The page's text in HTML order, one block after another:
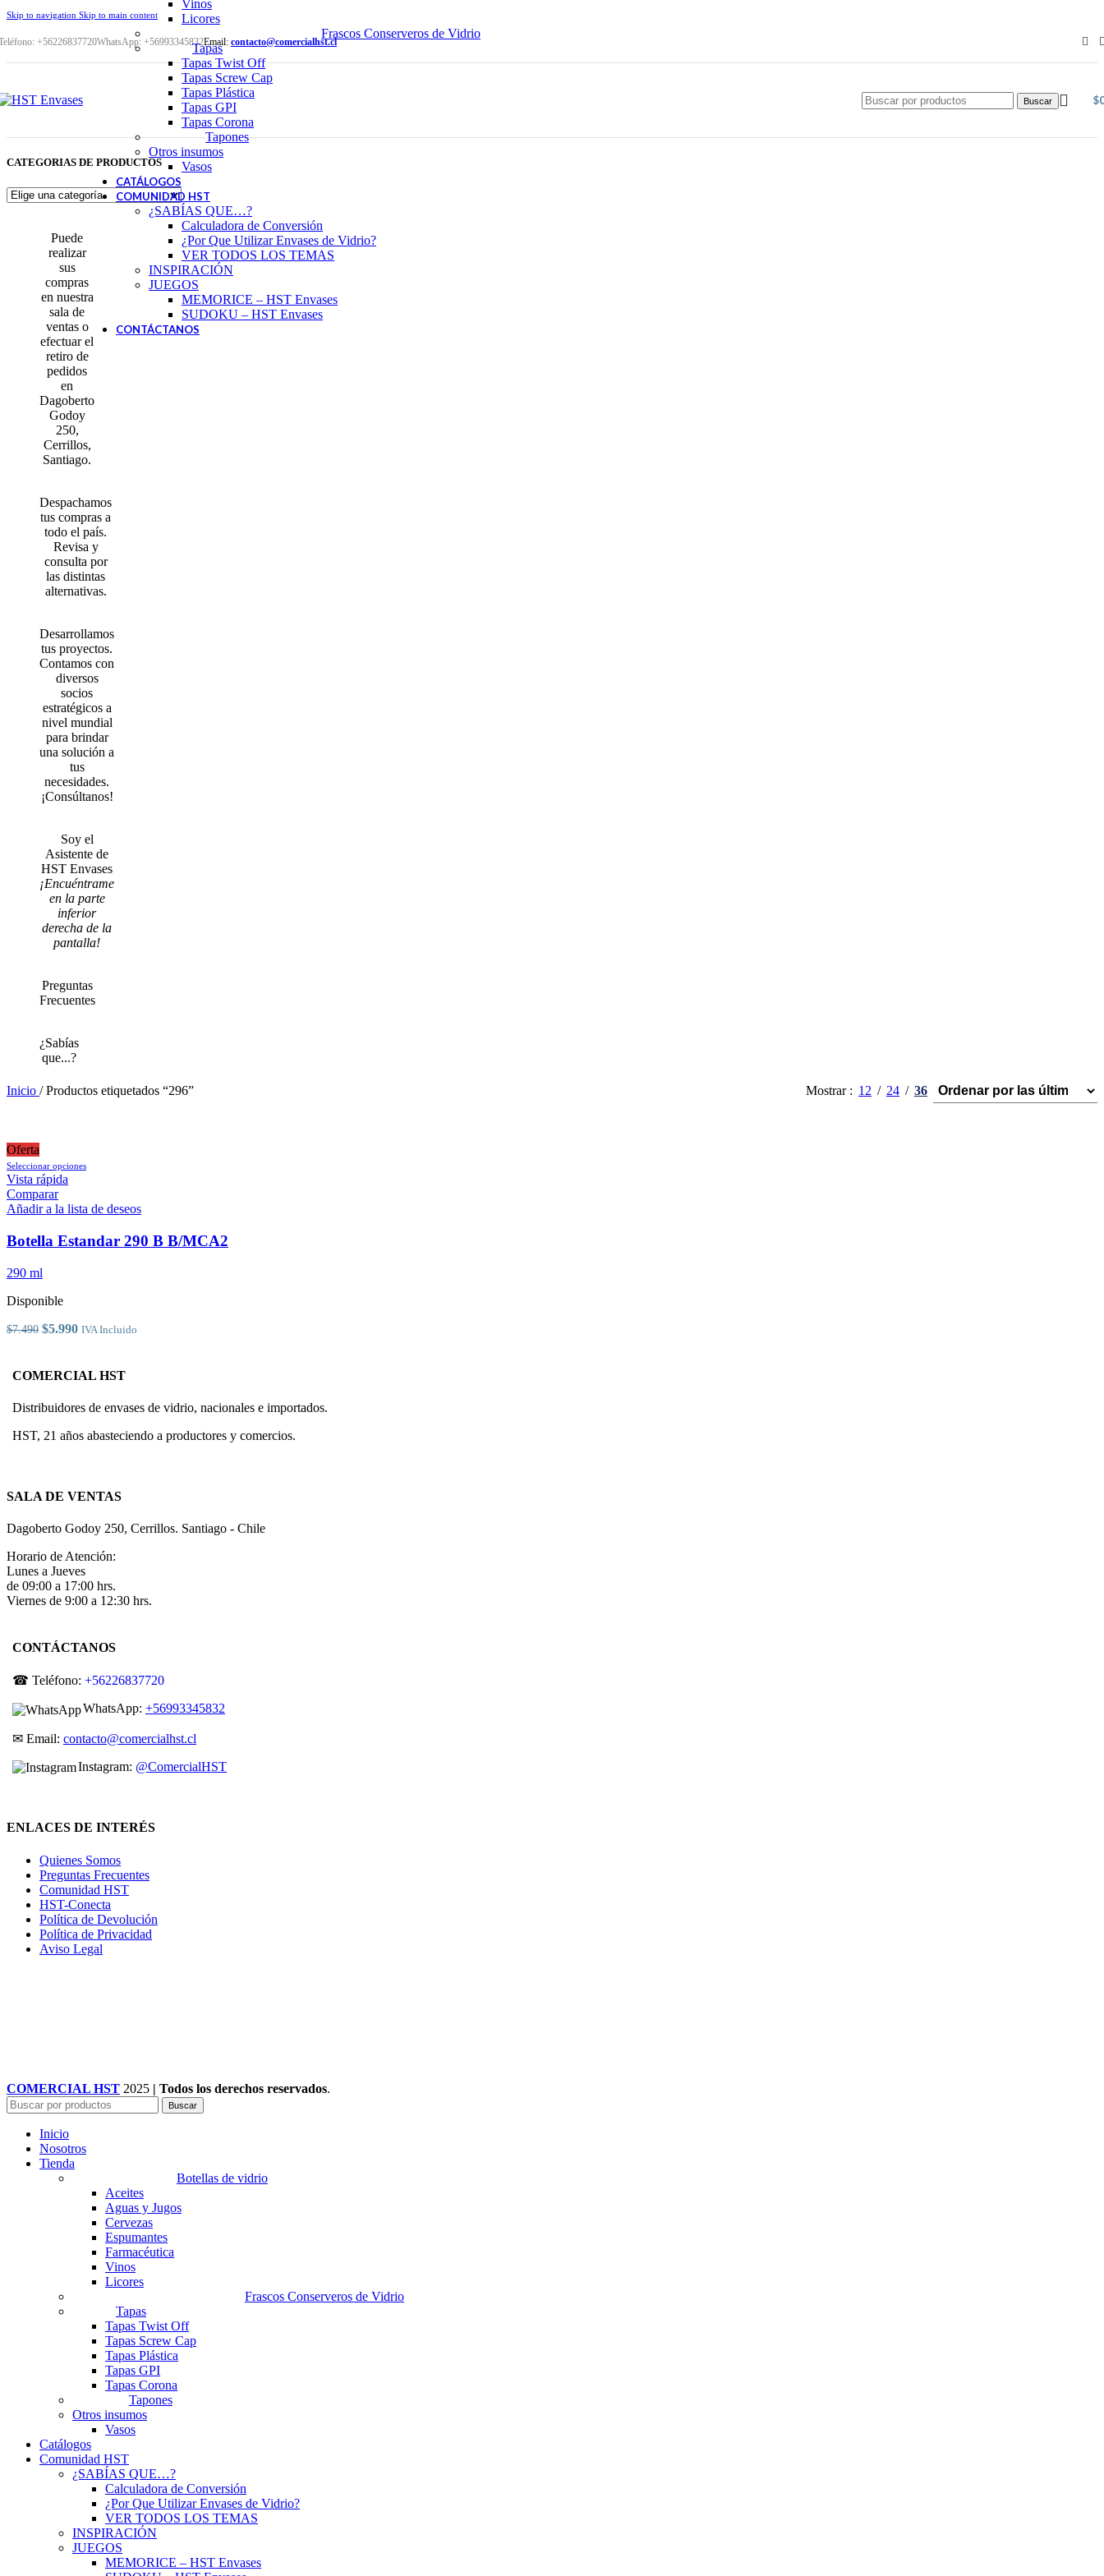
Skip to navigation Skip to main content
+56226837720WhatsApp: +56993345832Email: contacto@comercialhst.cl
Vinos
Licores
Frascos Conserveros de Vidrio
Tapas
Tapas Twist Off
Tapas Screw Cap
Tapas Plástica
Tapas GPI
Tapas Corona
Tapones
Otros insumos
Vasos
CATÁLOGOS
COMUNIDAD HST
¿SABÍAS QUE…?
Calculadora de Conversión
¿Por Que Utilizar Envases de Vidrio?
VER TODOS LOS TEMAS
INSPIRACIÓN
JUEGOS
MEMORICE – HST Envases
SUDOKU – HST Envases
CONTÁCTANOS
Buscar $
CATEGORIAS DE PRODUCTOS
Puede
realizar
sus
compras
en nuestra
sala de
ventas o
efectuar el
retiro de
pedidos
en
Dagoberto
Godoy
250,
Cerrillos,
Santiago.
Despachamos
tus compras a
todo el país.
Revisa y
consulta por
las distintas
alternativas.
Desarrollamos
tus proyectos.
Contamos con
diversos
socios
estratégicos a
nivel mundial
para brindar
una solución a
tus
necesidades.
¡Consúltanos!
Soy el
Asistente de
HST Envases
¡Encuéntrame
en la parte
inferior
derecha de la
pantalla!
Preguntas
Frecuentes
¿Sabías
que...?
Inicio / Productos etiquetados “296” Mostrar 12 24 36
Oferta
Seleccionar opcionesEste
múltiples
Las
opciones
la
producto
Vista rápida
Comparar
Añadir a la lista de deseos
Botella Estandar 290 B B/MCA2
290 ml
Disponible
$7.490 El
era:
$5.990El
es:
IVA Incluido
COMERCIAL HST
Distribuidores de envases de vidrio, nacionales e importados.
HST, 21 años abasteciendo a productores y comercios.
SALA DE VENTAS
Dagoberto Godoy 250, Cerrillos. Santiago - Chile
Horario de Atención:
Lunes a Jueves
de 09:00 a 17:00 hrs.
Viernes de 9:00 a 12:30 hrs.
CONTÁCTANOS
☎ Teléfono: +56226837720
WhatsApp: +56993345832
✉ Email: contacto@comercialhst.cl
Instagram: @ComercialHST
ENLACES DE INTERÉS
Quienes Somos
Preguntas Frecuentes
Comunidad HST
HST-Conecta
Política de Devolución
Política de Privacidad
Aviso Legal
COMERCIAL HST 2025 | Todos los derechos reservados.
Buscar
Inicio
Nosotros
Tienda
Botellas de vidrio
Aceites
Aguas y Jugos
Cervezas
Espumantes
Farmacéutica
Vinos
Licores
Frascos Conserveros de Vidrio
Tapas
Tapas Twist Off
Tapas Screw Cap
Tapas Plástica
Tapas GPI
Tapas Corona
Tapones
Otros insumos
Vasos
Catálogos
Comunidad HST
¿SABÍAS QUE…?
Calculadora de Conversión
¿Por Que Utilizar Envases de Vidrio?
VER TODOS LOS TEMAS
INSPIRACIÓN
JUEGOS
MEMORICE – HST Envases